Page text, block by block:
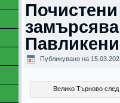
Публикувано на
Велико Търново